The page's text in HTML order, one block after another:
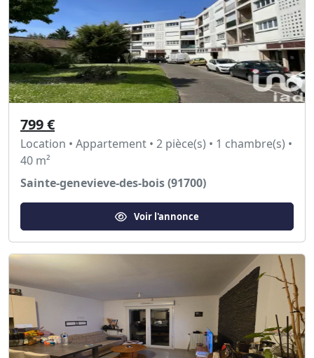
799 €
Location • Appartement • 2 pièce(s) • 1 chambre(s) •
40 m²
Sainte-genevieve-des-bois (91700)
Voir l'annonce